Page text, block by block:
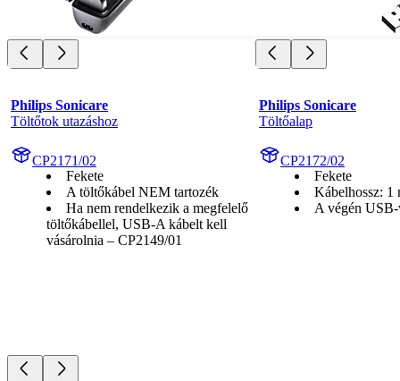
Philips Sonicare
Töltőtok utazáshoz
CP2171/02
Fekete
A töltőkábel NEM tartozék
Ha nem rendelkezik a megfelelő
töltőkábellel, USB-A kábelt kell
vásárolnia – CP2149/01
Philips Sonicare
Töltőalap
CP2172/02
Fekete
Kábelhossz: 1
A végén